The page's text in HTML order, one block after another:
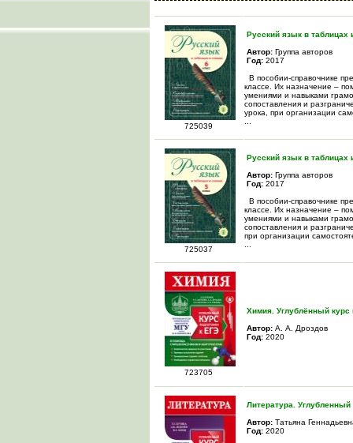
725039
Русский язык в таблицах
Автор: Группа авторов
Год: 2017
В пособии-справочнике
классе. Их назначение –
умениями и навыками
сопоставления и
урока, при организации
725037
Русский язык в таблицах
Автор: Группа авторов
Год: 2017
В пособии-справочнике
классе. Их назначение –
умениями и навыками
сопоставления и
при организации
723705
Химия. Углублённый курс
Автор: А. А. Дроздов
Год: 2020
Литература. Углубленный
Автор: Татьяна
Год: 2020